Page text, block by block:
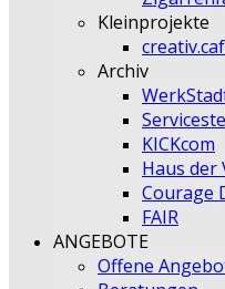
Kleinprojekte
Archiv
KICKcom
Haus der
Courage
FAIR
ANGEBOTE
Offene